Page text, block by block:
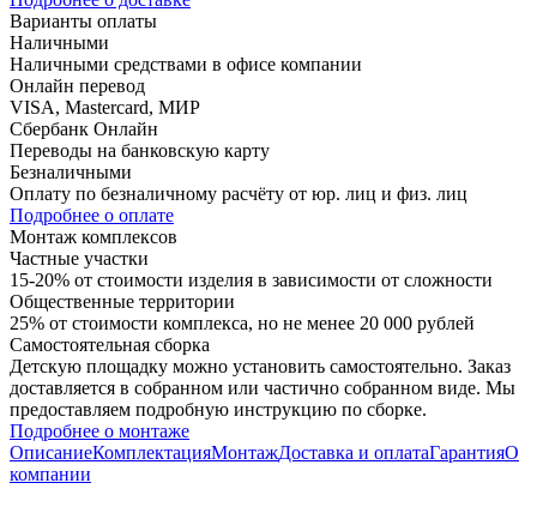
Варианты оплаты
Наличными
Наличными средствами в офисе компании
Онлайн перевод
VISA, Mastercard, МИР
Сбербанк Онлайн
Переводы на банковскую карту
Безналичными
Оплату по безналичному расчёту от юр. лиц и физ. лиц
Подробнее о оплате
Монтаж комплексов
Частные участки
15-20% от стоимости изделия в зависимости от сложности
Общественные территории
25% от стоимости комплекса, но не менее 20 000 рублей
Самостоятельная сборка
Детскую площадку можно установить самостоятельно. Заказ
доставляется в собранном или частично собранном виде. Мы
предоставляем подробную инструкцию по сборке.
Подробнее о монтаже
ОписаниеКомплектацияМонтажДоставка и оплатаГарантияО
компании